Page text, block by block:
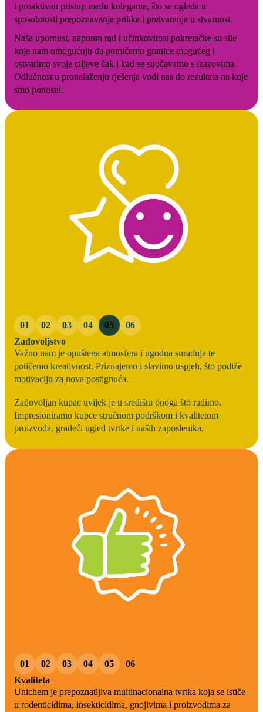
i proaktivan pristup među kolegama, što se ogleda u
sposobnosti prepoznavanja prilika i pretvaranja u stvarnost.
Naša upornost, naporan rad i učinkovitost pokretačke su sile
koje nam omogućuju da pomičemo granice mogućeg i
ostvarimo svoje ciljeve čak i kad se suočavamo s izazovima.
Odlučnost u pronalaženju rješenja vodi nas do rezultata na koje
smo ponosni.
01 02 03 04 05
06
Zadovoljstvo
Važno nam je opuštena atmosfera i ugodna suradnja te
potičemo kreativnost. Priznajemo i slavimo uspjeh, što podiže
motivaciju za nova postignuća.
Zadovoljan kupac uvijek je u središtu onoga što radimo.
Impresioniramo kupce stručnom podrškom i kvalitetom
proizvoda, gradeći ugled tvrtke i naših zaposlenika.
01 02 03 04 05
06
Kvaliteta
Unichem je prepoznatljiva multinacionalna tvrtka koja se ističe
u rodenticidima, insekticidima, gnojivima i proizvodima za